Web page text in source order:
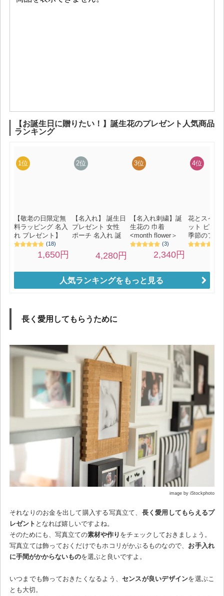
人気ランキングをもっと見る
長く愛用してもらうために
image by iStockphoto
それなりのお金を出して購入する写真立て、 長く愛用してもらえるプ
レゼント となれば嬉しいですよね。
そのためにも、写真立ての素材や作り をチェックしておきましょう。
写真立ては飾っておくだけでもホコリがかぶるものなので、 お手入れ
に手間がかからないものを選ぶと良いですよ。
いつまでも飾っておきたくなるよう、 センスが良いデザインを選ぶこ
とも大切。